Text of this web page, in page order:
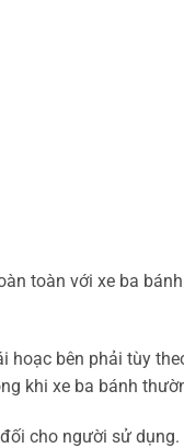
toàn với xe ba
bên phải tùy
khi xe ba bánh
cho người sử